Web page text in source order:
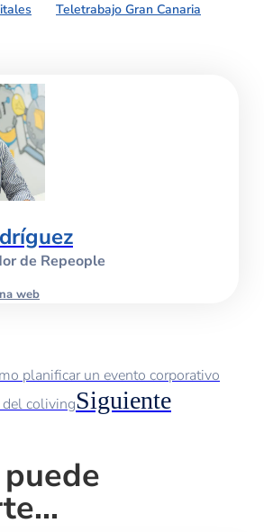
Teletrabajo Gran Canaria
de Repeople
web
planificar un evento corporativo
colivingSiguiente